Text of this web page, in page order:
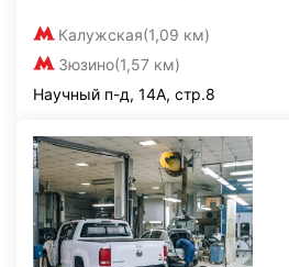
Калужская(1,09 км)
Зюзино(1,57 км)
Научный п-д, 14А, стр.8